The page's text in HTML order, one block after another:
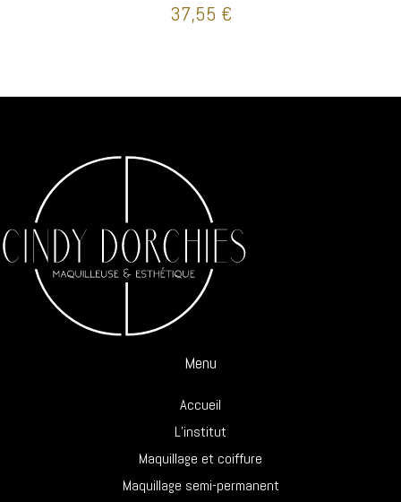
37,55 €
Menu
Accueil
L’institut
Maquillage et coiffure
Maquillage semi-permanent